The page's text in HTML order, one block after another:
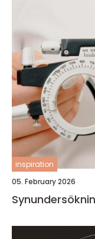
inspiration
05. February 2026